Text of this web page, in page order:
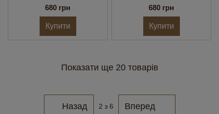
255
680 грн
Купити
680 грн
Купити
Показати ще 20 товарів
Назад 2 з 6 Вперед